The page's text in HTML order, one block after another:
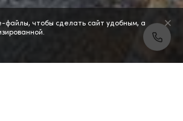
файлы, чтобы сделать сайт удобным, а